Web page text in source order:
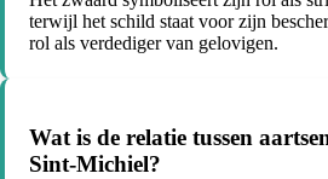
terwijl het schild staat voor zijn
rol als verdediger van gelovigen.
Wat is de relatie tussen
Sint-Michiel?